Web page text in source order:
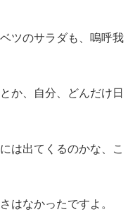
ツのサラダも、嗚呼我
か、自分、どんだけ日
は出てくるのかな、こ
はなかったですよ。